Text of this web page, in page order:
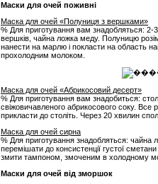
Маски для очей поживні
Маска для очей «Полуниця з вершками»
% Для приготування вам знадобляться: 2-
вершків, чайна ложка меду. Полуницю
нанести на марлю і покласти на область
прохолодним молоком.
Маска для очей «Абрикосовий десерт»
% Для приготування вам знадобиться:
свіжовичавленого абрикосового соку.
прикласти до століть. Через 20 хвилин
Маска для очей сирна
% Для приготування знадобляться: чайна
перемішати до консистенції густої
змити тампоном, змоченим в холодному
Маски для очей від зморшок